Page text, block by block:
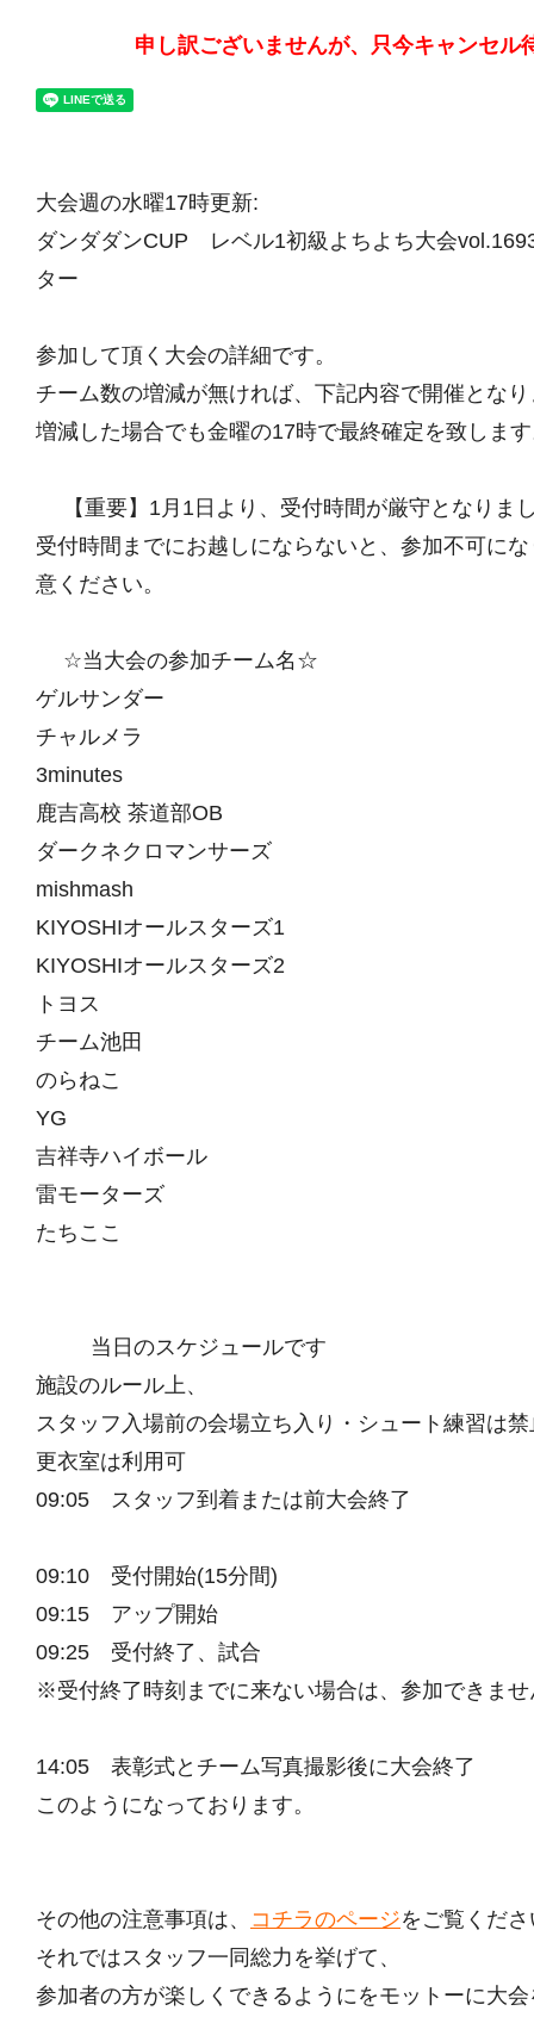
申し訳ございませんが、只今キャンセル
大会週の水曜17時更新:
ダンダダンCUP レベル1初級よちよち大会
ター
参加して頂く大会の詳細です。
チーム数の増減が無ければ、下記内容で開催とな
増減した場合でも金曜の17時で最終確定を致しま
【重要】1月1日より、受付時間が厳守となり
受付時間までにお越しにならないと、参加不可に
意ください。
☆当大会の参加チーム名☆
ゲルサンダー
チャルメラ
3minutes
鹿吉高校 茶道部OB
ダークネクロマンサーズ
mishmash
KIYOSHIオールスターズ1
KIYOSHIオールスターズ2
トヨス
チーム池田
のらねこ
YG
吉祥寺ハイボール
雷モーターズ
たちここ
当日のスケジュールです
施設のルール上、
スタッフ入場前の会場立ち入り・シュート練習は
更衣室は利用可
09:05 スタッフ到着または前大会終了
09:10 受付開始(15分間)
09:15 アップ開始
09:25 受付終了、試合
※受付終了時刻までに来ない場合は、参加できませ
14:05 表彰式とチーム写真撮影後に大会終了
このようになっております。
その他の注意事項は、 コチラのページをご覧くだ
それではスタッフ一同総力を挙げて、
参加者の方が楽しくできるようにをモットーに大